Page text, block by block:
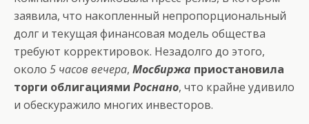
заявила, что накопленный непропорциональный
долг и текущая финансовая модель общества
требуют корректировок. Незадолго до этого,
около 5 часов вечера, Мосбиржа приостановила
торги облигациями Роснано, что крайне удивило
и обескуражило многих инвесторов.